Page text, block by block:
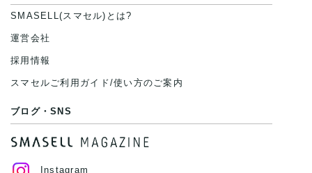
SMASELL(スマセル)とは?
運営会社
採用情報
スマセルご利用ガイド/使い方のご案内
ブログ・SNS
Instagram